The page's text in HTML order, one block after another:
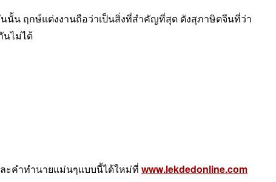
นั้น ฤกษ์แต่งงานถือว่าเป็นสิ่งที่สำคัญที่สุด ดังสุภาษิตจีนที่ว่า
ไม่ได้
ะคำทำนายแม่นๆแบบนี้ได้ใหม่ที่www.lekdedonline.com